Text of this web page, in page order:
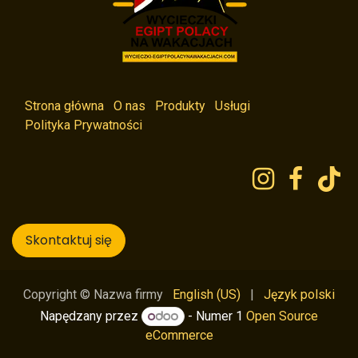
Strona główna O nas Produkty
Usługi
Polityka Prywatności
Skontaktuj się
Copyright © Nazwa firmy English (US) |
Język polski
Napędzany przez
- Numer 1Open Source
eCommerce